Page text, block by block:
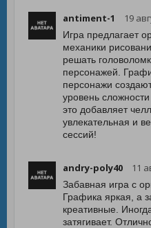
antiment-1 19
Игра предлагает
механики
решать
персонажей.
персонажи
уровень
это добавляет
увлекательная и
сессий!
andry-poly40 11
Забавная игра с
Графика яркая, а
креативные.
затягивает.